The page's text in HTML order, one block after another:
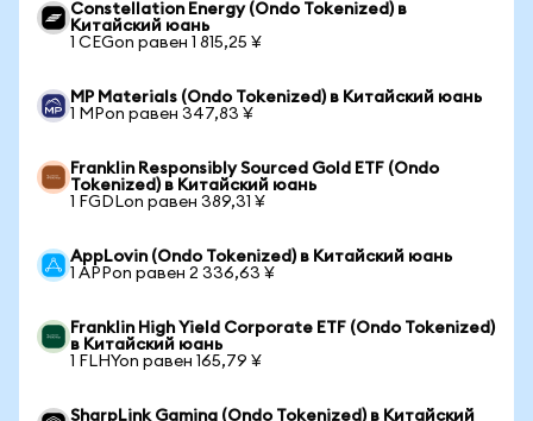
Constellation Energy (Ondo Tokenized) в
Китайский юань
1 CEGon равен 1 815,25 ¥
MP Materials (Ondo Tokenized) в Китайский юань
1 MPon равен 347,83 ¥
Franklin Responsibly Sourced Gold ETF (Ondo
Tokenized) в Китайский юань
1 FGDLon равен 389,31 ¥
AppLovin (Ondo Tokenized) в Китайский юань
1 APPon равен 2 336,63 ¥
Franklin High Yield Corporate ETF (Ondo Tokenized)
в Китайский юань
1 FLHYon равен 165,79 ¥
SharpLink Gaming (Ondo Tokenized) в Китайский